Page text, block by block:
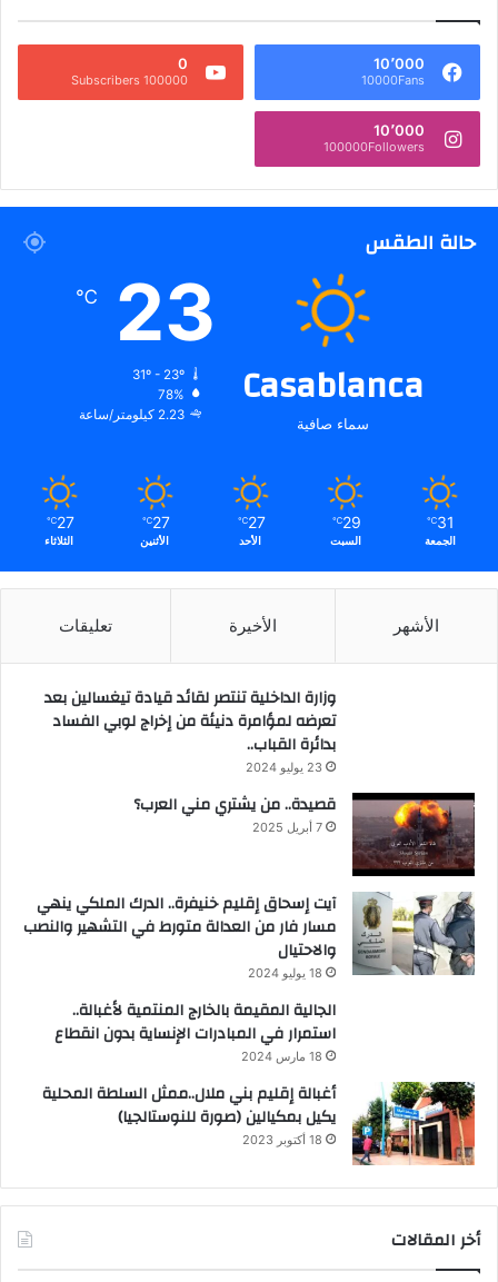
10٬000
10000Fans
0
100000 Subscribers
10٬000
100000Followers
حالة الطقس
Casablanca
سماء صافية
23
℃
31º - 23º
78%
2.23 كيلومتر/ساعة
31
℃
الجمعة
29
℃
السبت
27
℃
الأحد
27
℃
الأثنين
27
℃
الثلاثاء
الأشهر الأخيرة تعليقات
وزارة الداخلية تنتصر لقائد قيادة تيغسالين بعد
تعرضه لمؤامرة دنيئة من إخراج لوبي الفساد
بدائرة القباب..
23 يوليو 2024
قصيدة.. من يشتري مني العرب؟
7 أبريل 2025
آيت إسحاق إقليم خنيفرة.. الدرك الملكي ينهي
مسار فار من العدالة متورط في التشهير والنصب
والاحتيال
18 يوليو 2024
الجالية المقيمة بالخارج المنتمية لأغبالة..
استمرار في المبادرات الإنساية بدون انقطاع
18 مارس 2024
أغبالة إقليم بني ملال..ممثل السلطة المحلية
يكيل بمكيالين (صورة للنوستالجيا)
18 أكتوبر 2023
أخر المقالات